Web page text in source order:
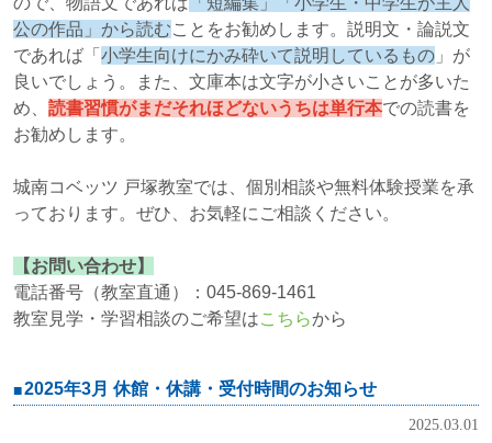
公の作品」から読むことをお勧めします。説明文・論説文
であれば「 小学生向けにかみ砕いて説明しているもの 」が
良いでしょう。また、文庫本は文字が小さいことが多いた
め、 読書習慣がまだそれほどないうちは単行本での読書を
お勧めします。
城南コベッツ 戸塚教室では、個別相談や無料体験授業を承
っております。ぜひ、お気軽にご相談ください。
【お問い合わせ】
電話番号（教室直通）：045-869-1461
教室見学・学習相談のご希望はこちらから
2025年3月 休館・休講・受付時間のお知らせ
2025.03.01